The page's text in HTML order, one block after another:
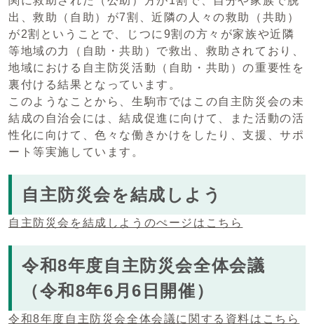
出、救助（自助）が7割、近隣の人々の救助（共助）
が2割ということで、じつに9割の方々が家族や近隣
等地域の力（自助・共助）で救出、救助されており、
地域における自主防災活動（自助・共助）の重要性を
裏付ける結果となっています。
このようなことから、生駒市ではこの自主防災会の未
結成の自治会には、結成促進に向けて、また活動の活
性化に向けて、色々な働きかけをしたり、支援、サポ
ート等実施しています。
自主防災会を結成しよう
自主防災会を結成しようのぺージはこちら
令和8年度自主防災会全体会議
（令和8年6月6日開催）
令和8年度自主防災会全体会議に関する資料はこちら